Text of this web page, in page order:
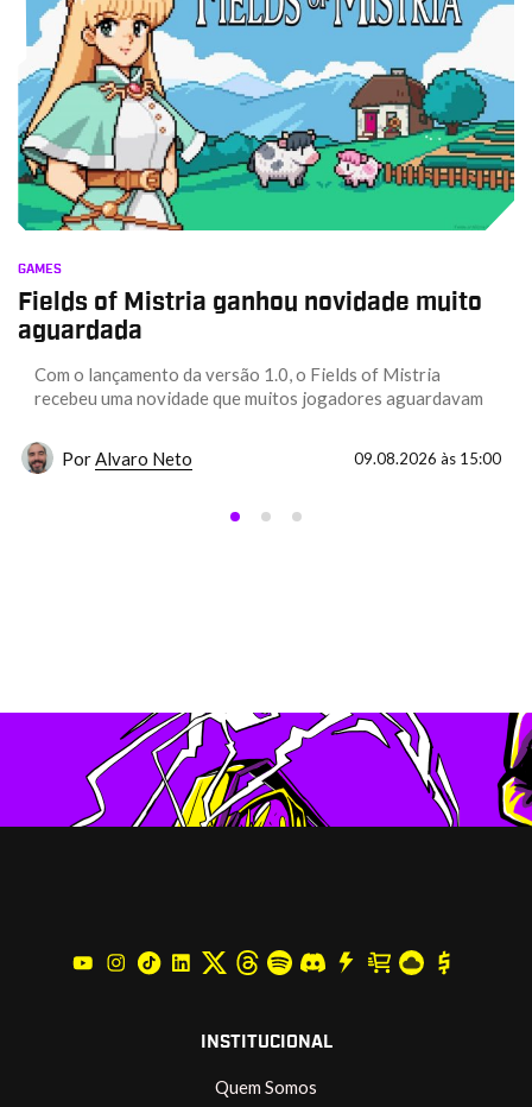
GAMES
Fields of Mistria ganhou novidade muito
aguardada
Com o lançamento da versão 1.0, o Fields of Mistria
recebeu uma novidade que muitos jogadores aguardavam
PorAlvaro Neto 09.08.2026 às 15:00
INSTITUCIONAL
Quem Somos